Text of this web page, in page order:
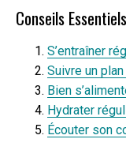
Conseils
S’entraîner
Suivre un
Bien
Hydrater
Écouter son